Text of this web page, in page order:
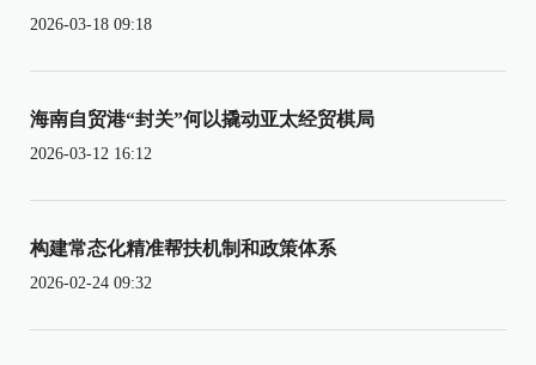
2026-03-18 09:18
海南自贸港“封关”何以撬动亚太经贸棋局
2026-03-12 16:12
构建常态化精准帮扶机制和政策体系
2026-02-24 09:32